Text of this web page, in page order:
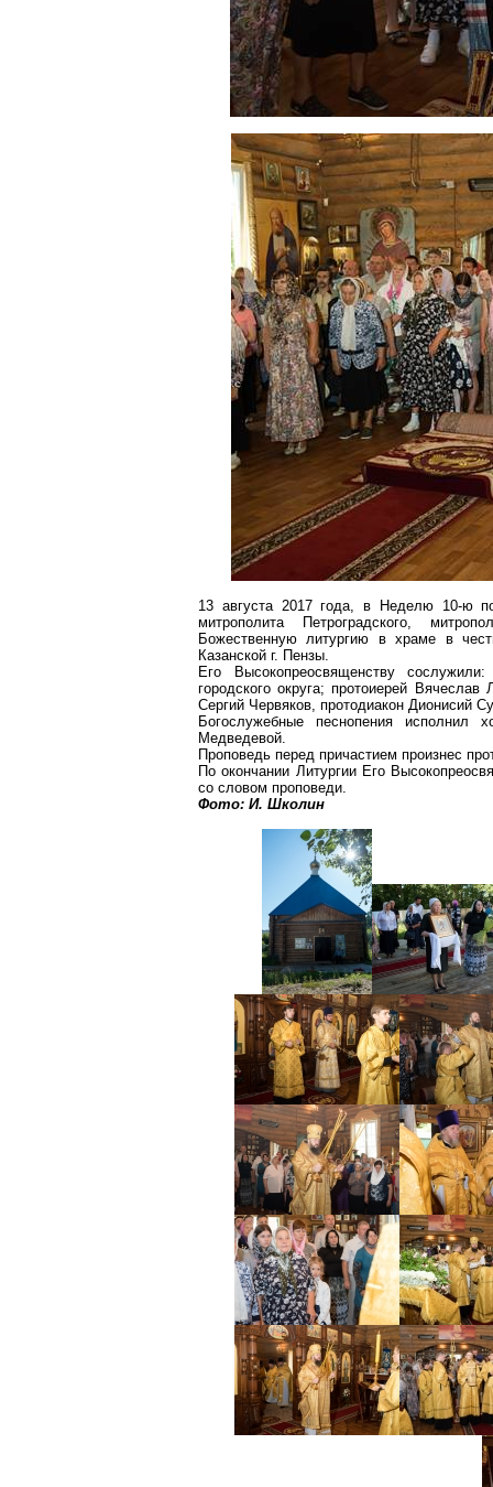
13 августа 2017 года, в Неделю 10-ю
митрополита Петроградского,
Божественную литургию в храме в
Казанской г. Пензы.
Его Высокопреосвященству
городского округа; протоиерей
Сергий Червяков, протодиакон Дионисий
Богослужебные песнопения исполнил
Медведевой.
Проповедь перед причастием произнес
По окончании Литургии Его
со словом проповеди.
Фото: И. Школин